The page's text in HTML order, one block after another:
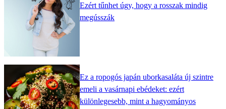
Ezért tűnhet úgy, hogy a rosszak mindig
megússzák
Ez a ropogós japán uborkasaláta új szintre
emeli a vasárnapi ebédeket: ezért
különlegesebb, mint a hagyományos